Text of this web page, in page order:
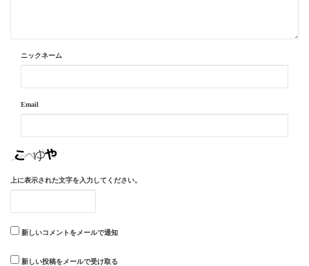
ニックネーム
Email
上に表示された文字を入力してください。
新しいコメントをメールで通知
新しい投稿をメールで受け取る